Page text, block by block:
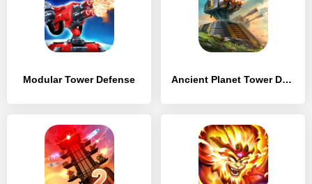
Modular Tower Defense Ancient Planet Tower Defense